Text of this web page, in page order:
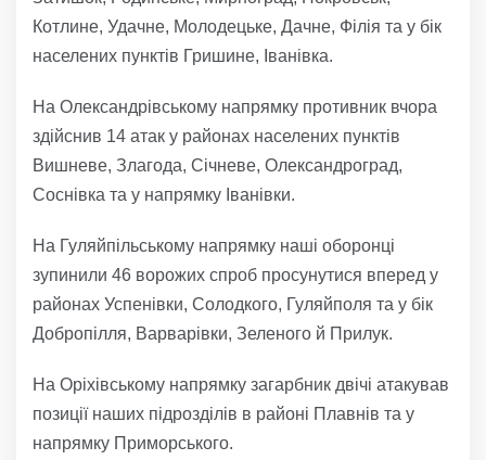
Котлине, Удачне, Молодецьке, Дачне, Філія та у бік
населених пунктів Гришине, Іванівка.
На Олександрівському напрямку противник вчора
здійснив 14 атак у районах населених пунктів
Вишневе, Злагода, Січневе, Олександроград,
Соснівка та у напрямку Іванівки.
На Гуляйпільському напрямку наші оборонці
зупинили 46 ворожих спроб просунутися вперед у
районах Успенівки, Солодкого, Гуляйполя та у бік
Добропілля, Варварівки, Зеленого й Прилук.
На Оріхівському напрямку загарбник двічі атакував
позиції наших підрозділів в районі Плавнів та у
напрямку Приморського.